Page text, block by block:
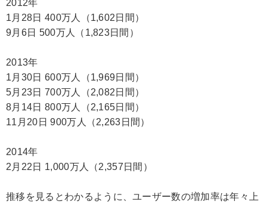
2012年
1月28日 400万人（1,602日間）
9月6日 500万人（1,823日間）
2013年
1月30日 600万人（1,969日間）
5月23日 700万人（2,082日間）
8月14日 800万人（2,165日間）
11月20日 900万人（2,263日間）
2014年
2月22日 1,000万人（2,357日間）
推移を見るとわかるように、ユーザー数の増加率は年々上